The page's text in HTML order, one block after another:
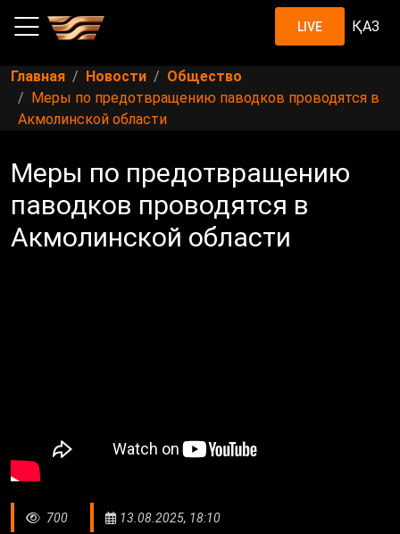
LIVE ҚАЗ
Главная Новости
Общество
Меры по предотвращению паводков проводятся в
Акмолинской области
Меры по предотвращению
паводков проводятся в
Акмолинской области
700 13.08.2025, 18:10